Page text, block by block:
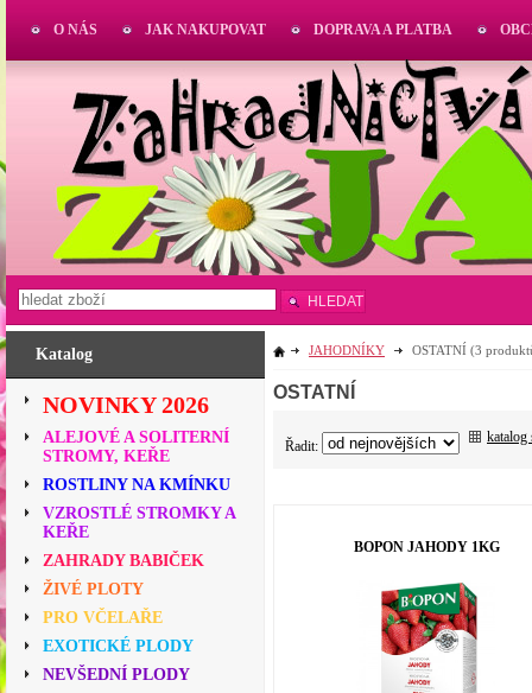
Katalog
NOVINKY 2026
ALEJOVÉ A SOLITERNÍ
STROMY, KEŘE
ROSTLINY NA KMÍNKU
VZROSTLÉ STROMKY A
KEŘE
ZAHRADY BABIČEK
ŽIVÉ PLOTY
PRO VČELAŘE
EXOTICKÉ PLODY
NEVŠEDNÍ PLODY
JAHODNÍKY OSTATNÍ (3
OSTATNÍ
Řadit:
katalog
BOPON JAHODY 1KG
O NÁS JAK NAKUPOVAT DOPRAVA A PLATBA
HLEDAT